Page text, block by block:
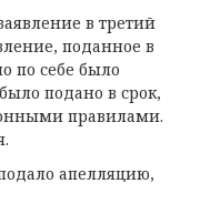
в третий
поданное в
по себе было
подано в срок,
правилами.
апелляцию,